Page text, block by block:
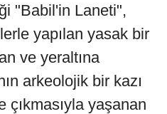
"Babil'in Laneti",
yapılan yasak bir
ve yeraltına
arkeolojik bir kazı
çıkmasıyla yaşanan